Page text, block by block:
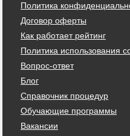
Политика
Договор оферты
Как работает рейтинг
Политика использования
Вопрос-ответ
Блог
Справочник процедур
Обучающие программы
Вакансии